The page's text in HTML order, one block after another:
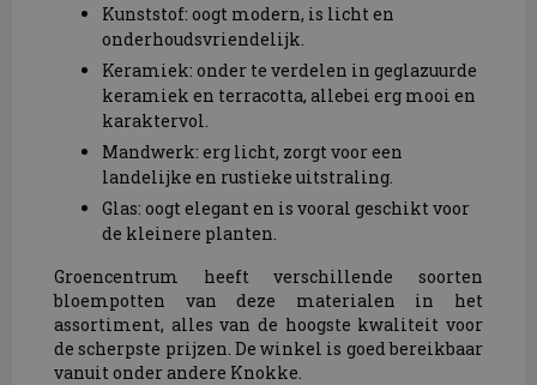
Kunststof: oogt modern, is licht en
onderhoudsvriendelijk.
Keramiek: onder te verdelen in geglazuurde
keramiek en terracotta, allebei erg mooi en
karaktervol.
Mandwerk: erg licht, zorgt voor een
landelijke en rustieke uitstraling.
Glas: oogt elegant en is vooral geschikt voor
de kleinere planten.
Groencentrum heeft verschillende soorten
bloempotten van deze materialen in het
assortiment, alles van de hoogste kwaliteit voor
de scherpste prijzen. De winkel is goed bereikbaar
vanuit onder andere Knokke.